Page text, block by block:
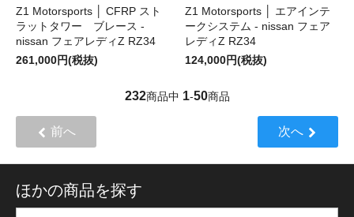
Z1 Motorsports │ CFRP スト
ラットタワー ブレース -
nissan フェアレディZ RZ34
261,000円(税抜)
Z1 Motorsports │ エアインテ
ークシステム - nissan フェア
レディZ RZ34
124,000円(税抜)
232商品中 1-50商品
前へ 次へ
ほかの商品を探す